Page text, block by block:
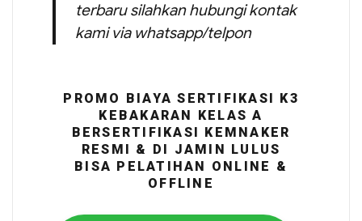
terbaru silahkan hubungi kontak
kami via whatsapp/telpon
PROMO BIAYA SERTIFIKASI K3
KEBAKARAN KELAS A
BERSERTIFIKASI KEMNAKER
RESMI & DI JAMIN LULUS
BISA PELATIHAN ONLINE &
OFFLINE